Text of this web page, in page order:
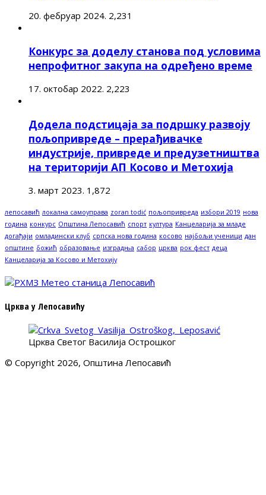
20. фебруар 2024. 2,231
Конкурс за доделу станова под условима
непрофитног закупа на одређено време
17. октобар 2022. 2,223
Додела подстицаја за подршку развоју
пољопривреде – прерађивачке
индустрије, привреде и предузетништва
на територији АП Косово и Метохија
3. март 2023. 1,872
лепосавић локална самоуправа zoran todić пољопривреда избори 2019 нова
година конкурс Општина Лепосавић спорт култура Канцеларија за младе
догађаји омладински клуб српска нова година косово најбољи ученици дан
општине божић образовање изградња сабор црква рок фест деца
Канцеларија за Косово и Метохију
Црква у Лепосавићу
Црква Светог Василија Острошког
© Copyright 2026, Општина Лепосавић